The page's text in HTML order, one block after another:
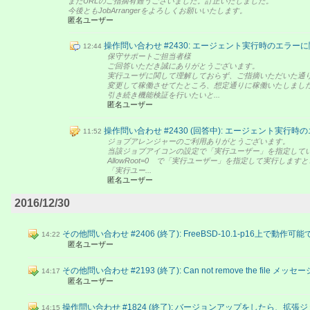
今後ともJobArrangerをよろしくお願いいたします。
匿名ユーザー
12:44 操作問い合わせ #2430: エージェント実行時のエラー
保守サポートご担当者様
ご回答いただき誠にありがとうございます。
実行ユーザに関して理解しておらず、ご指摘いただいた通
変更して稼働させてたところ、想定通りに稼働いたしまし
引き続き機能検証を行いたいと...
匿名ユーザー
11:52 操作問い合わせ #2430 (回答中): エージェント実行時
ジョブアレンジャーのご利用ありがとうございます。
当該ジョブアイコンの設定で「実行ユーザー」を指定して
AllowRoot=0 で「実行ユーザー」を指定して実行します
「実行ユー...
匿名ユーザー
2016/12/30
14:22 その他問い合わせ #2406 (終了): FreeBSD-10.1-p16上で動作可能
匿名ユーザー
14:17 その他問い合わせ #2193 (終了): Can not remove the file メッセー
匿名ユーザー
14:15 操作問い合わせ #1824 (終了): バージョンアップをしたら、拡張